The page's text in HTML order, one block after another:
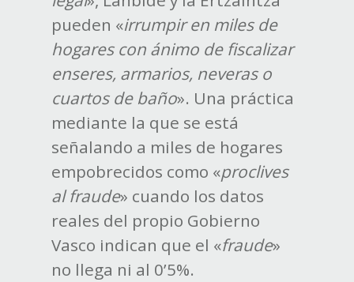
pueden «irrumpir en miles de
hogares con ánimo de fiscalizar
enseres, armarios, neveras o
cuartos de baño». Una práctica
mediante la que se está
señalando a miles de hogares
empobrecidos como «proclives
al fraude» cuando los datos
reales del propio Gobierno
Vasco indican que el «fraude»
no llega ni al 0’5%.